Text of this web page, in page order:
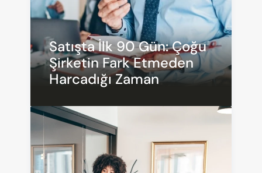
Satışta İlk 90 Gün: Çoğu
Şirketin Fark Etmeden
Harcadığı Zaman